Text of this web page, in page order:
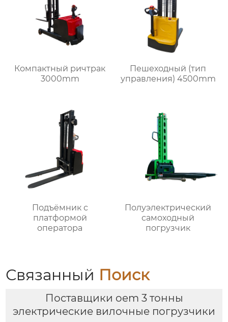
Компактный ричтрак
3000mm
Пешеходный (тип
управления) 4500mm
Подъёмник с
платформой
оператора
Полуэлектрический
самоходный
погрузчик
Связанный Поиск
Поставщики oem 3 тонны
электрические вилочные погрузчики